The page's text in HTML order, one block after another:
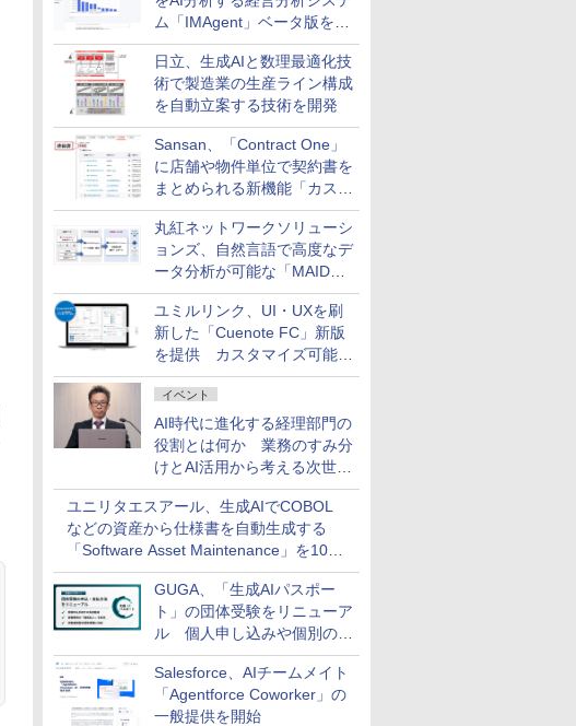
ム「IMAgent」ベータ版を提
供
日立、生成AIと数理最適化技
術で製造業の生産ライン構成
を自動立案する技術を開発
Sansan、「Contract One」
に店舗や物件単位で契約書を
まとめられる新機能「カスタ
ム契約ツリー」を追加
丸紅ネットワークソリューシ
ョンズ、自然言語で高度なデ
ータ分析が可能な「MAIDOA
AI ASSIST」を9月より提供
ユミルリンク、UI・UXを刷
新した「Cuenote FC」新版
を提供 カスタマイズ可能な
ダッシュボード画面を搭載
イベント
AI時代に進化する経理部門の
役割とは何か 業務のすみ分
けとAI活用から考える次世代
ファイナンス戦略
ユニリタエスアール、生成AIでCOBOL
などの資産から仕様書を自動生成する
「Software Asset Maintenance」を10月
に発売
GUGA、「生成AIパスポー
ト」の団体受験をリニューア
ル 個人申し込みや個別の支
払いなどに対応
Salesforce、AIチームメイト
「Agentforce Coworker」の
一般提供を開始